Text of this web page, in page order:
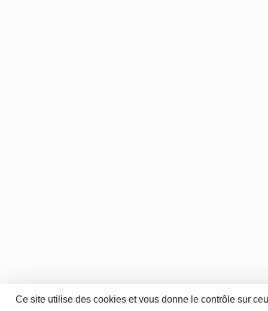
Ce site utilise des cookies et vous donne le contrôle sur